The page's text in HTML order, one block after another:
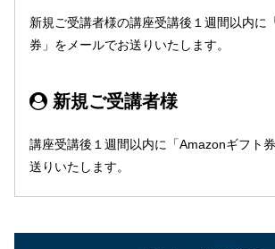
新規ご受講者様の講座受講後１週間以内に
券」をメールでお送りいたします。
新規ご受講者様
講座受講後１週間以内に「Amazonギフト
送りいたします。